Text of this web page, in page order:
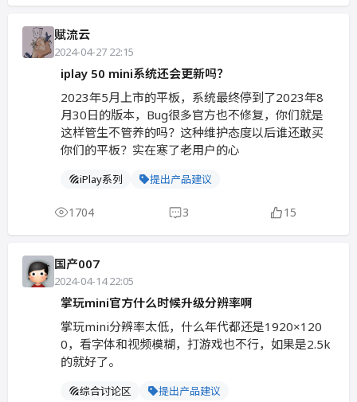
赋流云
2024-04-27 22:15
iplay 50 mini系统还会更新吗？
2023年5月上市的平板，系统最终停到了2023年8
月30日的版本，Bug很多官方也不修复，你们就是
这样管生不管养的吗？这种维护态度以后谁还敢买
你们的平板？实在寒了老用户的心
iPlay系列 提出产品建议
1704 3 15
国产007
2024-04-14 22:05
掌玩mini官方什么时候升级分辨率啊
掌玩mini分辨率太低，什么年代都还是1920×120
0，看字体和视频模糊，打游戏也不行，如果是2.5k
的就好了。
综合讨论区 提出产品建议